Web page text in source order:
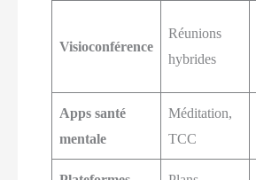
Visioconférence
Réunions
hybrides
Apps santé
mentale
Méditation,
TCC